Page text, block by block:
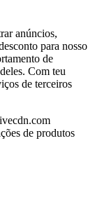
anúncios,
para nosso
de
Com teu
de terceiros
de produtos